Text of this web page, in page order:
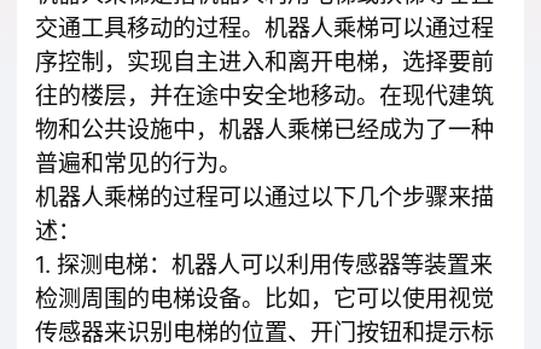
交通工具移动的过程。机器人乘梯可以通过程
序控制，实现自主进入和离开电梯，选择要前
往的楼层，并在途中安全地移动。在现代建筑
物和公共设施中，机器人乘梯已经成为了一种
普遍和常见的行为。
机器人乘梯的过程可以通过以下几个步骤来描
述：
1. 探测电梯：机器人可以利用传感器等装置来
检测周围的电梯设备。比如，它可以使用视觉
传感器来识别电梯的位置、开门按钮和提示标